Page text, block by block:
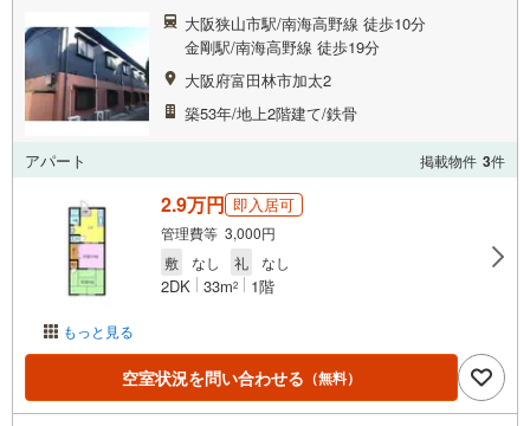
大阪狭山市駅/南海高野線 徒歩10分
金剛駅/南海高野線 徒歩19分
大阪府富田林市加太2
築53年/地上2階建て/鉄骨
アパート 掲載物件 3件
もっと見る
2.9万円 即入居可
管理費等 3,000円
敷
なし 礼 なし
2DK 33m2 1階
空室状況を問い合わせる （無料）